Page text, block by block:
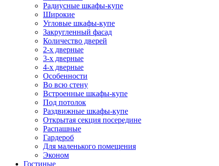
Радиусные шкафы-купе
Широкие
Угловые шкафы-купе
Закругленный фасад
Количество дверей
2-х дверные
3-х дверные
4-х дверные
Особенности
Во всю стену
Встроенные шкафы-купе
Под потолок
Раздвижные шкафы-купе
Открытая секция посередине
Распашные
Гардероб
Для маленького помещения
Эконом
Гостиные